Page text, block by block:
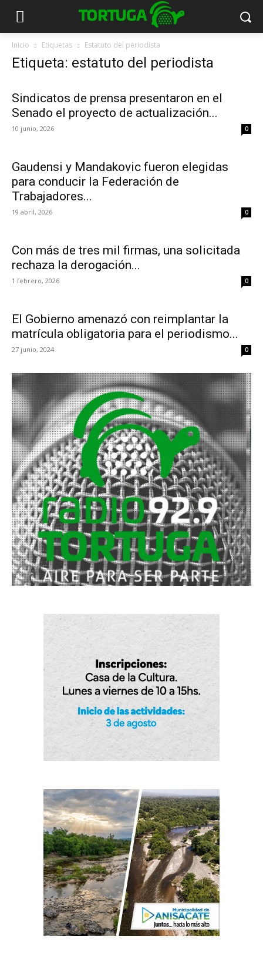
Inicio Etiquetas Estatuto del periodista
Etiqueta: estatuto del periodista
Sindicatos de prensa presentaron en el
Senado el proyecto de actualización...
10 junio, 2026 0
Gaudensi y Mandakovic fueron elegidas
para conducir la Federación de
Trabajadores...
19 abril, 2026 0
Con más de tres mil firmas, una solicitada
rechaza la derogación...
1 febrero, 2026 0
El Gobierno amenazó con reimplantar la
matrícula obligatoria para el periodismo...
27 junio, 2024 0